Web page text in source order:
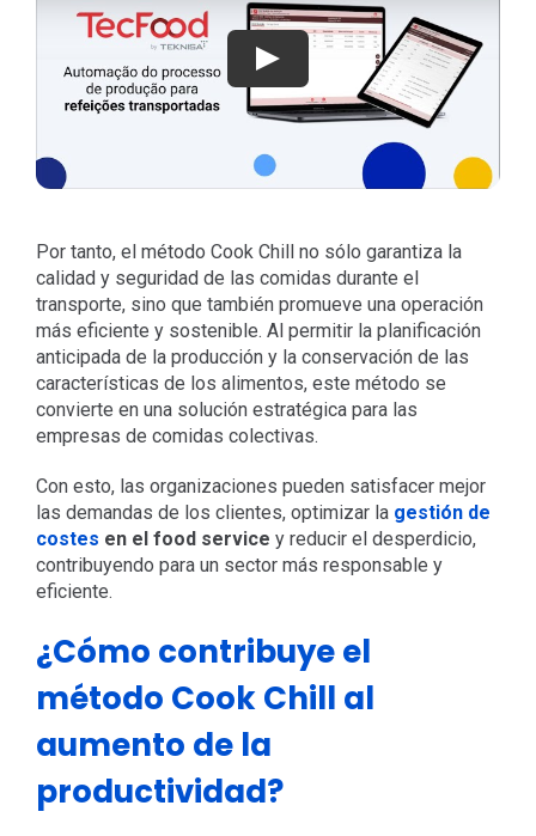
Jugar
Por tanto, el método Cook Chill no sólo garantiza la
calidad y seguridad de las comidas durante el
transporte, sino que también promueve una operación
más eficiente y sostenible. Al permitir la planificación
anticipada de la producción y la conservación de las
características de los alimentos, este método se
convierte en una solución estratégica para las
empresas de comidas colectivas.
Con esto, las organizaciones pueden satisfacer mejor
las demandas de los clientes, optimizar la gestión de
costes en el food service y reducir el desperdicio,
contribuyendo para un sector más responsable y
eficiente.
¿Cómo contribuye el
método Cook Chill al
aumento de la
productividad?